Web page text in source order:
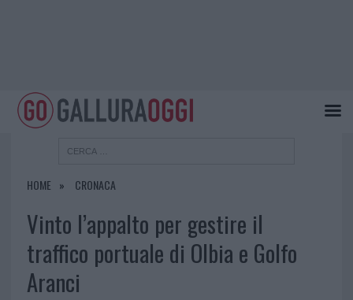
HOME CRONACA
Vinto l’appalto per gestire il
traffico portuale di Olbia e Golfo
Aranci